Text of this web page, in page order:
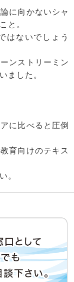
に向かないシャ
と。
はないでしょう
ンストリーミン
ました。
に比べると圧倒
育向けのテキス
。